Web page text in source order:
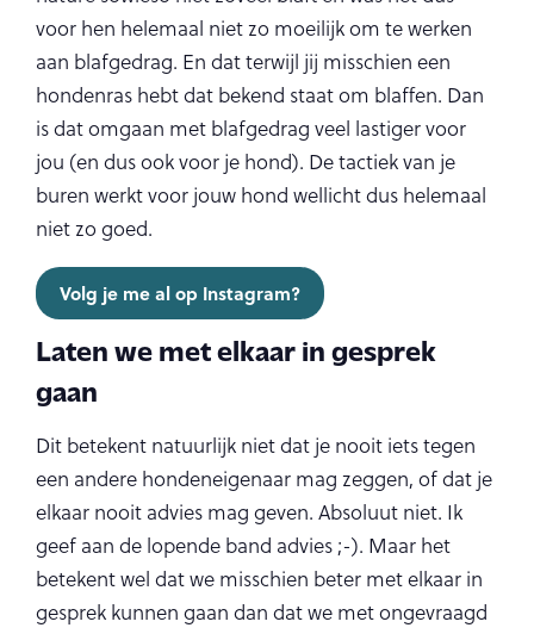
voor hen helemaal niet zo moeilijk om te werken
aan blafgedrag. En dat terwijl jij misschien een
hondenras hebt dat bekend staat om blaffen. Dan
is dat omgaan met blafgedrag veel lastiger voor
jou (en dus ook voor je hond). De tactiek van je
buren werkt voor jouw hond wellicht dus helemaal
niet zo goed.
Volg je me al op Instagram?
Laten we met elkaar in gesprek
gaan
Dit betekent natuurlijk niet dat je nooit iets tegen
een andere hondeneigenaar mag zeggen, of dat je
elkaar nooit advies mag geven. Absoluut niet. Ik
geef aan de lopende band advies ;-). Maar het
betekent wel dat we misschien beter met elkaar in
gesprek kunnen gaan dan dat we met ongevraagd